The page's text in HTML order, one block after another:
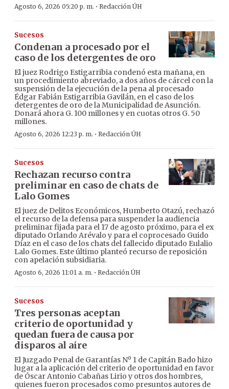
Agosto 6, 2026 05:20 p. m. · Redacción ÚH
Sucesos
Condenan a procesado por el
caso de los detergentes de oro
El juez Rodrigo Estigarribia condenó esta mañana, en
un procedimiento abreviado, a dos años de cárcel con la
suspensión de la ejecución de la pena al procesado
Édgar Fabián Estigarribia Gavilán, en el caso de los
detergentes de oro de la Municipalidad de Asunción.
Donará ahora G. 100 millones y en cuotas otros G. 50
millones.
Agosto 6, 2026 12:23 p. m. · Redacción ÚH
Sucesos
Rechazan recurso contra
preliminar en caso de chats de
Lalo Gomes
El juez de Delitos Económicos, Humberto Otazú, rechazó
el recurso de la defensa para suspender la audiencia
preliminar fijada para el 17 de agosto próximo, para el ex
diputado Orlando Arévalo y para el coprocesado Guido
Díaz en el caso de los chats del fallecido diputado Eulalio
Lalo Gomes. Este último planteó recurso de reposición
con apelación subsidiaria.
Agosto 6, 2026 11:01 a. m. · Redacción ÚH
Sucesos
Tres personas aceptan
criterio de oportunidad y
quedan fuera de causa por
disparos al aire
El Juzgado Penal de Garantías Nº 1 de Capitán Bado hizo
lugar a la aplicación del criterio de oportunidad en favor
de Óscar Antonio Cabañas Lirio y otros dos hombres,
quienes fueron procesados como presuntos autores de